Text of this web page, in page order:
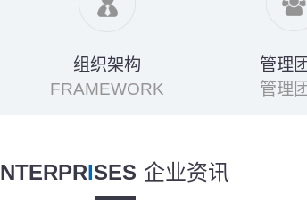
组织架构
FRAMEWORK
管理
管理
NTERPRISES 企业资讯